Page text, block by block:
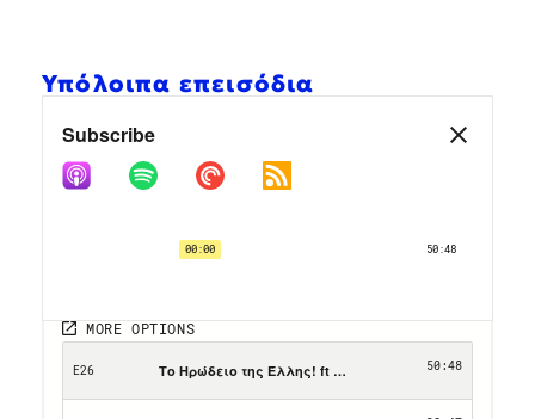
Υπόλοιπα επεισόδια